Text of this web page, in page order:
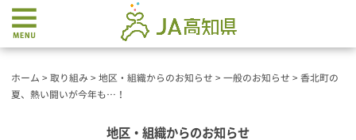
ホーム > 取り組み > 地区・組織からのお知らせ > 一般のお知らせ > 香北町の
夏、熱い闘いが今年も…！
地区・組織からのお知らせ